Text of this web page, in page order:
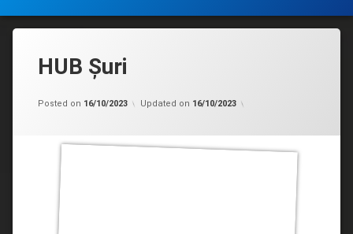
HUB Șuri
Posted on 16/10/2023 Updated on 16/10/2023